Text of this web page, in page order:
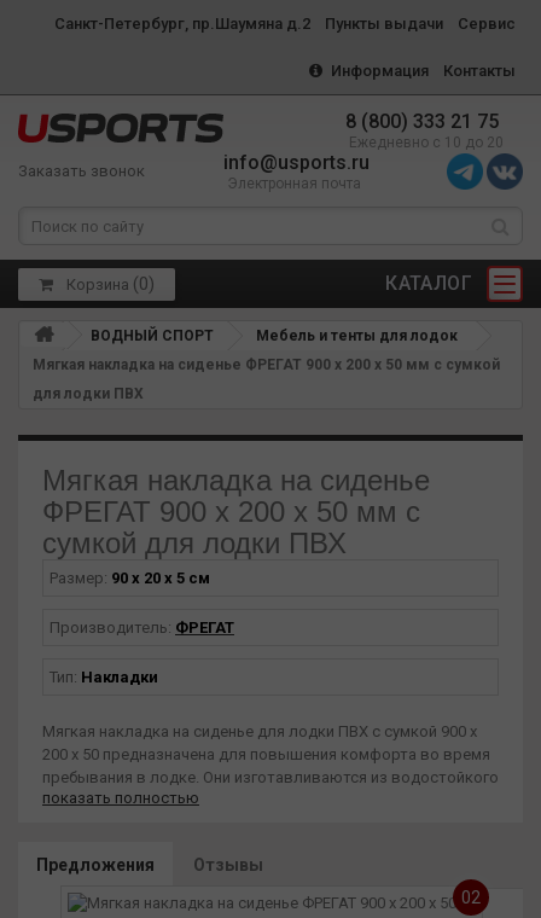
Санкт-Петербург, пр.Шаумяна д.2 Пункты выдачи Сервис
Информация Контакты
8 (800) 333 21 75
Ежедневно с 10 до 20
Заказать звонок info@usports.ru
Электронная почта
КАТАЛОГ
Корзина (0)
ВОДНЫЙ СПОРТ
Мебель и тенты для лодок
Мягкая накладка на сиденье ФРЕГАТ 900 х 200 х 50 мм с сумкой
для лодки ПВХ
Мягкая накладка на сиденье
ФРЕГАТ 900 х 200 х 50 мм с
сумкой для лодки ПВХ
Размер: 90 x 20 x 5 см
Производитель: ФРЕГАТ
Тип: Накладки
Мягкая накладка на сиденье для лодки ПВХ с сумкой 900 х
200 х 50 предназначена для повышения комфорта во время
пребывания в лодке. Они изготавливаются из водостойкого
и износостойкого материала, лодочного ПВХ, который
показать полностью
Предложения
Отзывы
02